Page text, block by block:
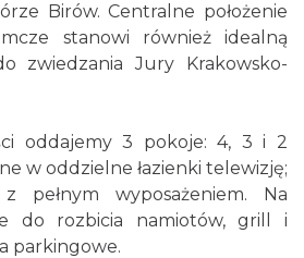
Birów. Centralne położenie
stanowi również idealną
zwiedzania Jury Krakowsko-
oddajemy 3 pokoje: 4, 3 i 2
w oddzielne łazienki telewizję;
pełnym wyposażeniem. Na
do rozbicia namiotów, grill i
parkingowe.